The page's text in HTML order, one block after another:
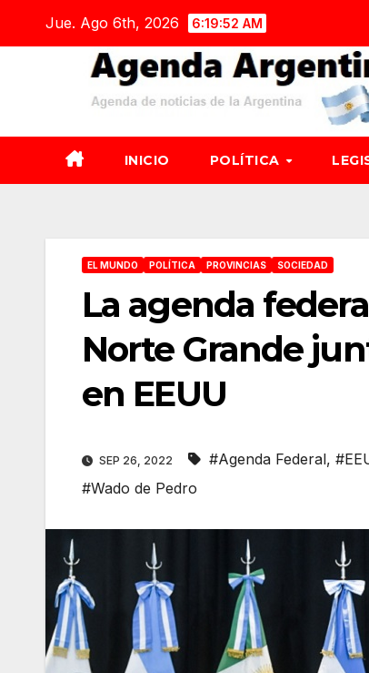
Jue. Ago 6th, 2026 6:19:53 AM
INICIO POLÍTICA
EL MUNDO POLÍTICA PROVINCIAS SOCIEDAD
La agenda
Norte Grande
en EEUU
SEP 26, 2022 #Agenda Federal,
#Wado de Pedro